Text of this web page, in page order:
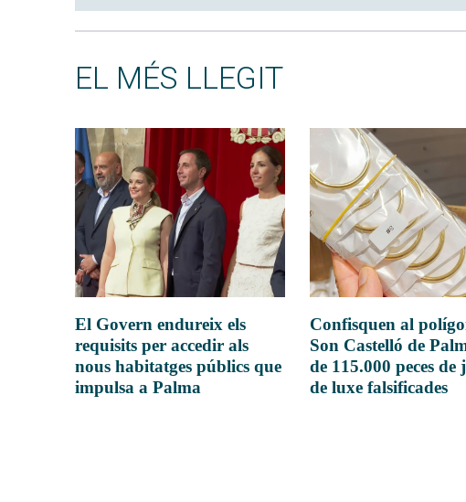
EL MÉS LLEGIT
El Govern endureix els
requisits per accedir als
nous habitatges públics que
impulsa a Palma
Confisquen al
Son Castelló de
de 115.000 peces de
de luxe falsificades